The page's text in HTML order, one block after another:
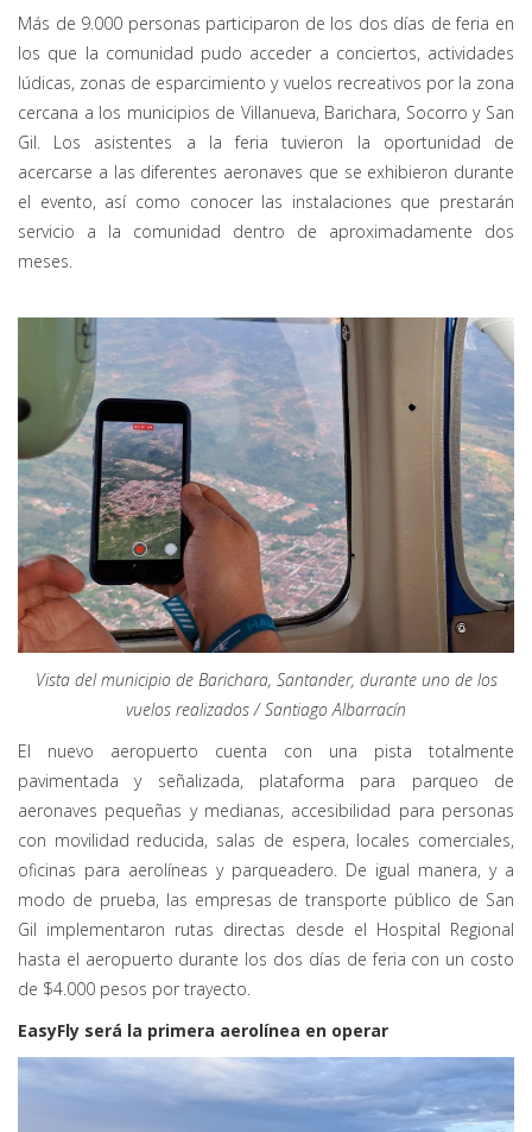
Más de 9.000 personas participaron de los dos días de feria en
los que la comunidad pudo acceder a conciertos, actividades
lúdicas, zonas de esparcimiento y vuelos recreativos por la zona
cercana a los municipios de Villanueva, Barichara, Socorro y San
Gil. Los asistentes a la feria tuvieron la oportunidad de
acercarse a las diferentes aeronaves que se exhibieron durante
el evento, así como conocer las instalaciones que prestarán
servicio a la comunidad dentro de aproximadamente dos
meses.
Vista del municipio de Barichara, Santander, durante uno de los
vuelos realizados / Santiago Albarracín
El nuevo aeropuerto cuenta con una pista totalmente
pavimentada y señalizada, plataforma para parqueo de
aeronaves pequeñas y medianas, accesibilidad para personas
con movilidad reducida, salas de espera, locales comerciales,
oficinas para aerolíneas y parqueadero. De igual manera, y a
modo de prueba, las empresas de transporte público de San
Gil implementaron rutas directas desde el Hospital Regional
hasta el aeropuerto durante los dos días de feria con un costo
de $4.000 pesos por trayecto.
EasyFly será la primera aerolínea en operar